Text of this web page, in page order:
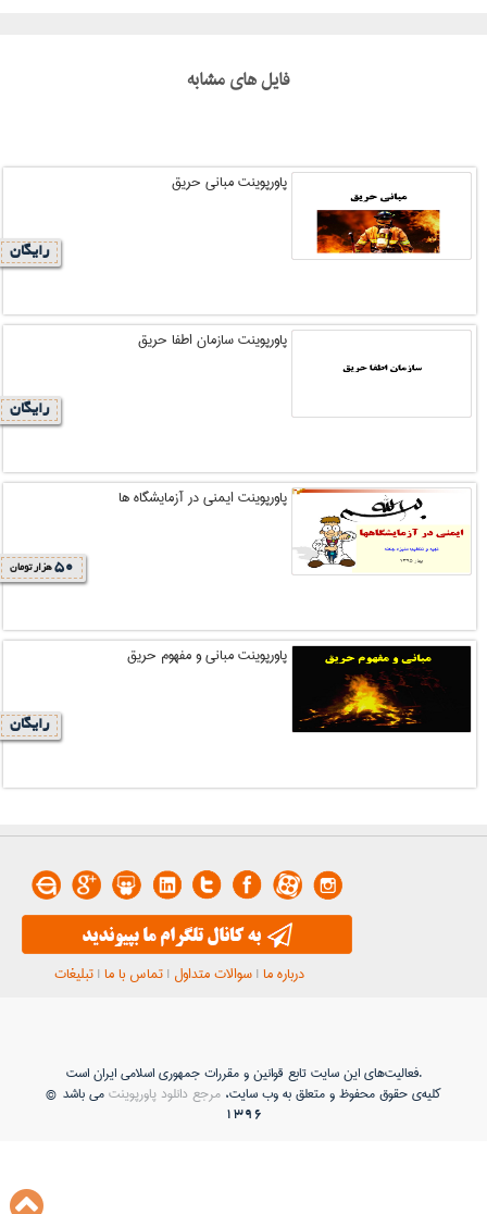
فایل های مشابه
پاورپوینت مبانی حریق
رایگان
پاورپوینت سازمان اطفا حریق
رایگان
پاورپوینت ایمنی در آزمایشگاه ها
50 هزار تومان
پاورپوینت مبانی و مفهوم حریق
رایگان
درباره ما |سوالات متداول |تماس با ما |تبلیغات
فعاليت‌های اين سايت تابع قوانين و مقررات جمهوری اسلامی ايران است.
کلیه‌ی حقوق محفوظ و متعلق به وب سایت،مرجع دانلود پاورپوینتمی باشد ©
1396